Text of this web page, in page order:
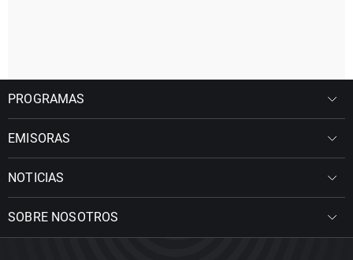
PROGRAMAS
EMISORAS
NOTICIAS
SOBRE NOSOTROS